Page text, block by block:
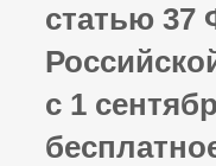
статью 37
с 1